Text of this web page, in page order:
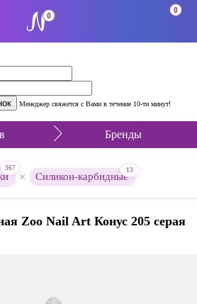
Менеджер свяжется с Вами в течение 10-ти минут!
0
0
Бренды
367
× Силикон-карбидные
13
Zoo Nail Art Конус 205 серая